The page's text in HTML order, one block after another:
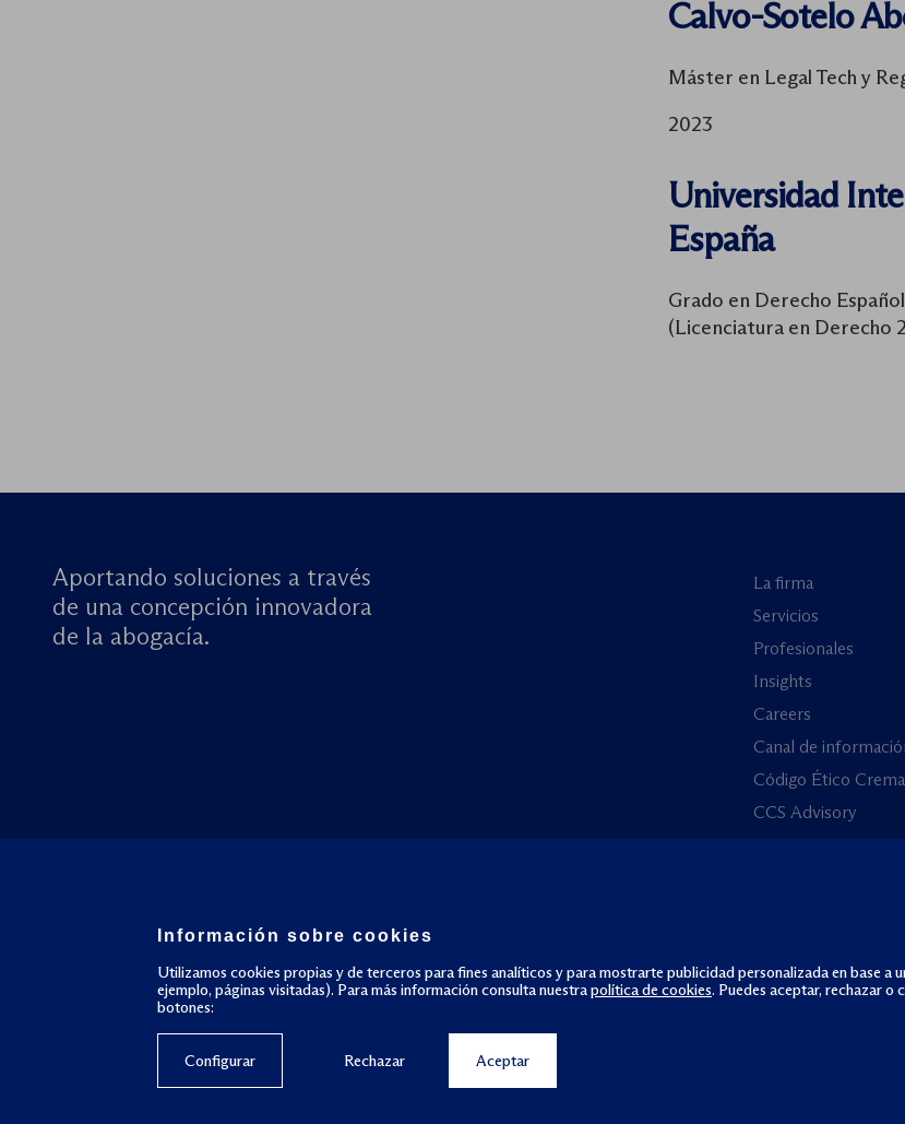
Calvo-Sotelo
Máster en Legal Tech y
2023
Universidad
España
Grado en Derecho
(Licenciatura en Derecho
Aportando soluciones a través
de una concepción innovadora
de la abogacía.
La firma
Servicios
Profesionales
Insights
Careers
Canal de
Código Ético
CCS Advisory
Información sobre cookies
Utilizamos cookies propias y de terceros para fines analíticos y para mostrarte publicidad personalizada en base
ejemplo, páginas visitadas). Para más información consulta nuestrapolítica de cookies. Puedes aceptar, rechazar o
botones:
Aceptar
Configurar Rechazar